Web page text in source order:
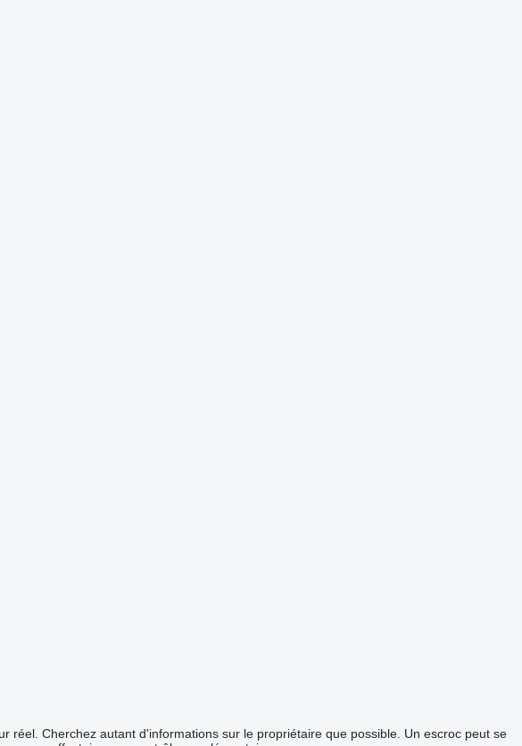
Cherchez autant d'informations sur le propriétaire que possible. Un escroc peut se